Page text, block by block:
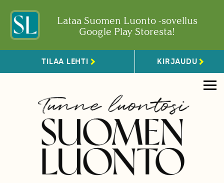
Lataa Suomen Luonto -sovellus
Google Play Storesta!
TILAA LEHTI KIRJAUDU